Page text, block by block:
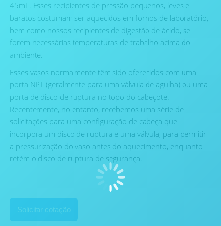
45mL. Esses recipientes de pressão pequenos, leves e
baratos costumam ser aquecidos em fornos de laboratório,
bem como nossos recipientes de digestão de ácido, se
forem necessárias temperaturas de trabalho acima do
ambiente.
Esses vasos normalmente têm sido oferecidos com uma
porta NPT (geralmente para uma válvula de agulha) ou uma
porta de disco de ruptura no topo do cabeçote.
Recentemente, no entanto, recebemos uma série de
solicitações para uma configuração de cabeça que
incorpora um disco de ruptura e uma válvula, para permitir
a pressurização do vaso antes do aquecimento, enquanto
retém o disco de ruptura de segurança.
Solicitar cotação